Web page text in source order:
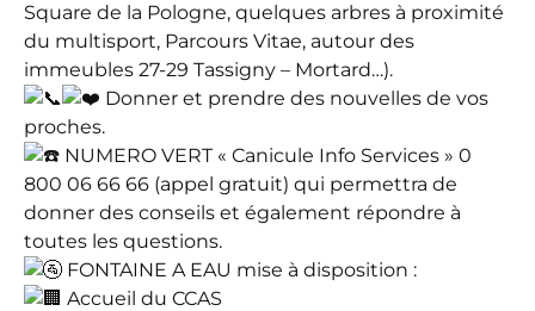
Square de la Pologne, quelques arbres à proximité
du multisport, Parcours Vitae, autour des
immeubles 27-29 Tassigny – Mortard…).
Donner et prendre des nouvelles de vos
proches.
NUMERO VERT « Canicule Info Services » 0
800 06 66 66 (appel gratuit) qui permettra de
donner des conseils et également répondre à
toutes les questions.
FONTAINE A EAU mise à disposition :
Accueil du CCAS